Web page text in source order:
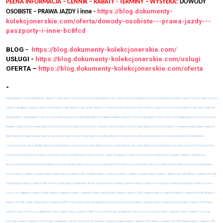
PEŁNA INFORMACJA – CENNIK – RABATY - TERMINY – WYSYŁKA: DOWODY
OSOBISTE – PRAWA JAZDY i inne - https://blog.dokumenty-
kolekcjonerskie.com/oferta/dowody-osobiste---prawa-jazdy---
paszporty-i-inne-bc8fcd
BLOG -
https://blog.dokumenty-kolekcjonerskie.com/
USŁUGI - https://blog.dokumenty-kolekcjonerskie.com/uslugi
OFERTA – https://blog.dokumenty-kolekcjonerskie.com/oferta
-
Kupie dyplom , kupie świadectwo, dyplom studia dyplom uczelni wyższej kupie dyplom sprzedam dyplom magister inżynier licencjat dyplom tanio , dyplom pierwszego stopnia
, dyplom drugiego stopnia , dyplom I i II stopnia , kupie dyplom , sprzedam dyplom, zrobienie dyplomu ukończenia studiów , dyplom ukończenia studiów , kupie wykształcenie .
Kupię dyplom , Kupię dyplom ukończenia studiów, Dyplom kupię, Kupie dyplom magistra, Kupiłem dyplom, Gdzie kupić dyplom wyższej uczelni, Kupię dyplom wyższej uczelni.
Magister dyplom, Gdzie kupić dyplom wyższej uczelni, Dyplom wyższej uczelni bez wychodzenia z domu, Kupię dyplom doktorski, Dyplom magistra kupie, Kupiłem dyplom,
Kupie dyplom magistra, kupie dyplom, sprzedam dyplom, gdzie kupić dyplom, replika dyplomów, Dyplomy kolekcjonerskie, Dyplom kolekcjonerski OLX, Świadectwa
kolekcjonerskie opinie, Replika dyplomu, Kup dyplom, Gdzie można kupić dyplom ukończenia studiów, Jak kupić dyplom licencjata, Dyplom kolekcjonerski OLX, Dokumenty
kolekcjonerskie, Dyplom kolekcjonerski sprzedam, Świadectwa kolekcjonerskie opinie, Kup dyplom , Dyplom ukończenia studiów Cena, Kupiłem dyplom, Świadectwo
ukończenia studiów licencjackich, Dyplom inżyniera kupię, Dyplom wyższej uczelni kupie ,DYPLOM ukończenia studiów Wzór, Kolekcjonerski dyplom ukończenia studiów
Frazy matura z wpisem, kupię maturę, Kupię maturę z wpisem CKE, Legalna matura z wpisem, mature z wpisem, kupie mature , Matura z wpisem do CKE, Matura z wpisem do CKE
opinie, Kupię maturę z wpisem CKE Forum, Gdzie kupić świadectwo ukończenia, szkoły średniej z wpisem, Kupno matury Forum, Kupno matury 2025,Kupno matury Forum,
Pomoc w załatwieniu matury, Kupię maturę z wpisem, matura z wpisem, kupię maturę, Kupię maturę z wpisem CKE, Legalna matura z wpisem, Matura z wpisem do CKE, Matura z
wpisem do CKE opinie, Kupię maturę z wpisem CKE Forum, Gdzie kupić świadectwo ukończenia, szkoły średniej z wpisem, Kupno matury Forum, Kupno matury 2025, Kupno
matury Forum, Pomoc w załatwieniu matury, Kupię maturę z wpisem CKE Forum, Gdzie kupić świadectwo ukończenia szkoły średniej z wpisem, Kupno matury Forum, Ile
kosztuje matura z wpisem, Gdzie kupić świadectwo ukończenia szkoły średniej z wpisem, Kupię maturę z wpisem OKE, Matura z wpisem do OKE, Kupię maturę z wpisem ZIU,